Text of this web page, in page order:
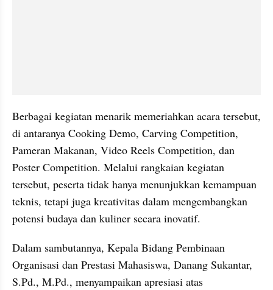
Berbagai kegiatan menarik memeriahkan acara tersebut,
di antaranya Cooking Demo, Carving Competition,
Pameran Makanan, Video Reels Competition, dan
Poster Competition. Melalui rangkaian kegiatan
tersebut, peserta tidak hanya menunjukkan kemampuan
teknis, tetapi juga kreativitas dalam mengembangkan
potensi budaya dan kuliner secara inovatif.
Dalam sambutannya, Kepala Bidang Pembinaan
Organisasi dan Prestasi Mahasiswa, Danang Sukantar,
S.Pd., M.Pd., menyampaikan apresiasi atas